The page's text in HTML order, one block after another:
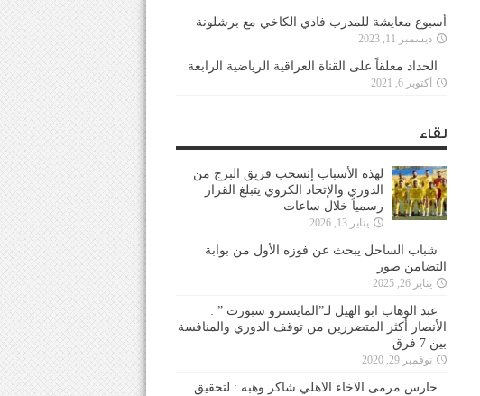
أسبوع معايشة للمدرب فادي الكاخي مع برشلونة
ديسمبر 11, 2023
الحداد معلقاً على القناة العراقية الرياضية الرابعة
أكتوبر 6, 2021
لقاء
لهذه الأسباب إنسحب فريق البرج من
الدوري والإتحاد الكروي يتبلغ القرار
رسمياً خلال ساعات
يناير 13, 2026
شباب الساحل يبحث عن فوزه الأول من بوابة
التضامن صور
يناير 26, 2025
عبد الوهاب ابو الهيل لـ”المايسترو سبورت ” :
الأنصار أكثر المتضررين من توقف الدوري والمنافسة
بين 7 فرق
نوفمبر 29, 2020
حارس مرمى الاخاء الاهلي شاكر وهبه : لتحقيق